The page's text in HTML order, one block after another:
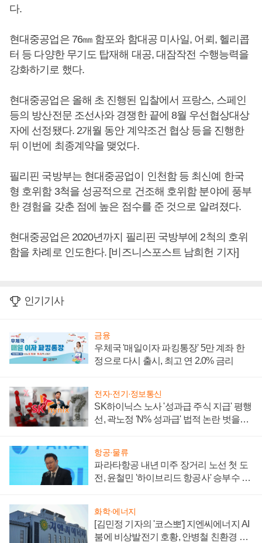
다.
현대중공업은 76㎜ 함포와 함대공 미사일, 어뢰, 헬리콥
터 등 다양한 무기도 탑재해 대공, 대잠작전 수행능력을
강화하기로 했다.
현대중공업은 올해 초 진행된 입찰에서 프랑스, 스페인
등의 방산전문 조선사와 경쟁한 끝에 8월 우선협상대상
자에 선정됐다. 2개월 동안 계약조건 협상 등을 진행한
뒤 이번에 최종계약을 맺었다.
필리핀 국방부는 현대중공업이 인천함 등 최신예 한국
형 호위함 3척을 성공적으로 건조해 호위함 분야에 풍부
한 경험을 갖춘 점에 높은 점수를 준 것으로 알려졌다.
현대중공업은 2020년까지 필리핀 국방부에 2척의 호위
함을 차례로 인도한다. [비즈니스포스트 남희헌 기자]
인기기사
금융
우체국 '매일이자 파킹통장' 5만 계좌 한
정으로 다시 출시, 최고 연 2.0% 금리
전자·전기·정보통신
SK하이닉스 노사 '성과급 주식 지급' 평행
선, 곽노정 'N% 성과급' 법적 논란 벗을지
항공·물류
파라타항공 내년 미주 장거리 노선 첫 도
전, 윤철민 '하이브리드 항공사' 승부수 통
화학·에너지
[김민정 기자의 '코스뽀'] 지엔씨에너지 AI
붐에 비상발전기 호황, 안병철 친환경 에